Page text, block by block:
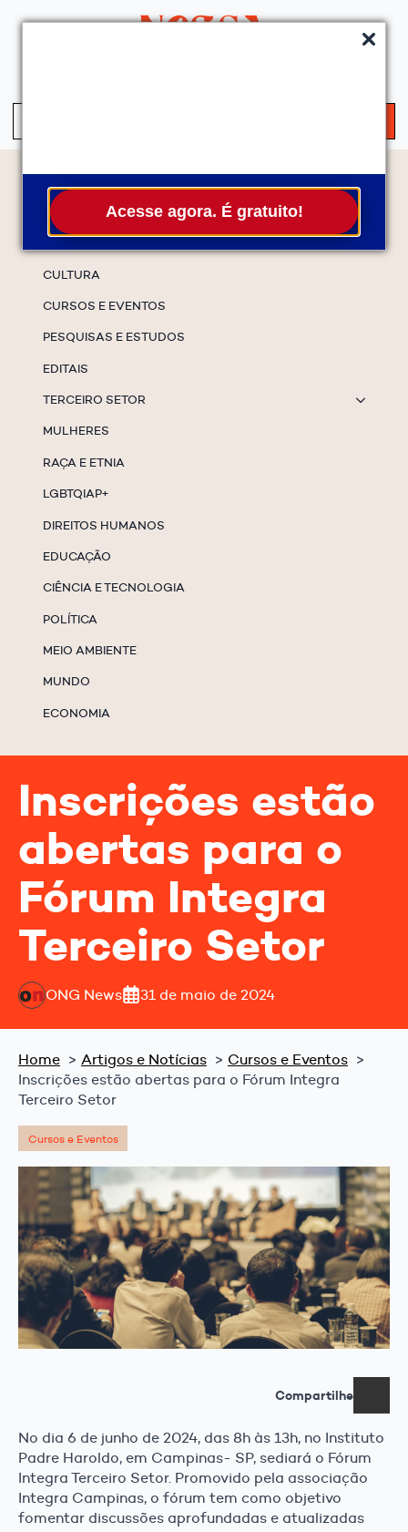
Acesse agora. É gratuito!
Temas
CULTURA
CURSOS E EVENTOS
PESQUISAS E ESTUDOS
EDITAIS
TERCEIRO SETOR
MULHERES
RAÇA E ETNIA
LGBTQIAP+
DIREITOS HUMANOS
EDUCAÇÃO
CIÊNCIA E TECNOLOGIA
POLÍTICA
MEIO AMBIENTE
MUNDO
ECONOMIA
Inscrições estão
abertas para o
Fórum Integra
Terceiro Setor
ONG News 31 de maio de 2024
Home Artigos e Notícias
Cursos e Eventos
Inscrições estão abertas para o Fórum Integra
Terceiro Setor
Cursos e Eventos
Compartilhe
No dia 6 de junho de 2024, das 8h às 13h, no Instituto
Padre Haroldo, em Campinas- SP, sediará o Fórum
Integra Terceiro Setor. Promovido pela associação
Integra Campinas, o fórum tem como objetivo
fomentar discussões aprofundadas e atualizadas